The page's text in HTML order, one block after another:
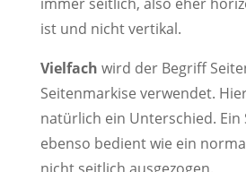
ist und nicht vertikal.
Vielfach wird der Begriff
Seitenmarkise verwendet.
natürlich ein Unterschied.
ebenso bedient wie ein